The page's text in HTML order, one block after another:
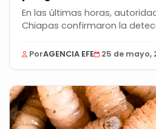
En las últimas horas,
Chiapas confirmaron la
PorAGENCIA EFE 25 de mayo,